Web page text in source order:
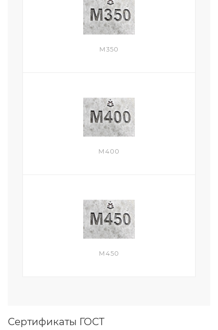
М350
М400
М450
Сертификаты ГОСТ